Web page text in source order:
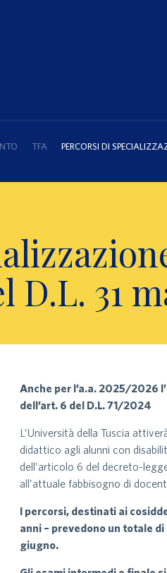
TFA PERCORSI DI
31
Anche per l’a.a. 2025/2026
dell’art. 6 del D.L. 71/2024
L’Università della Tuscia
didattico agli alunni con
dell’articolo 6 del decreto-
all’attuale fabbisogno di
I percorsi, destinati ai
anni – prevedono un totale
giugno.